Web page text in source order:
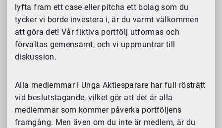
lyfta fram ett case eller pitcha ett bolag som du
tycker vi borde investera i, är du varmt välkommen
att göra det! Vår fiktiva portfölj utformas och
förvaltas gemensamt, och vi uppmuntrar till
diskussion.
Alla medlemmar i Unga Aktiesparare har full rösträtt
vid beslutstagande, vilket gör att det är alla
medlemmar som kommer påverka portföljens
framgång. Men även om du inte är medlem, är du